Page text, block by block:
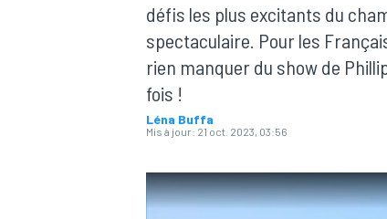
WRC
défis les plus excitants du
spectaculaire. Pour les
rien manquer du show de
fois !
Léna Buffa
Mis à jour: 21 oct. 2023, 03:56